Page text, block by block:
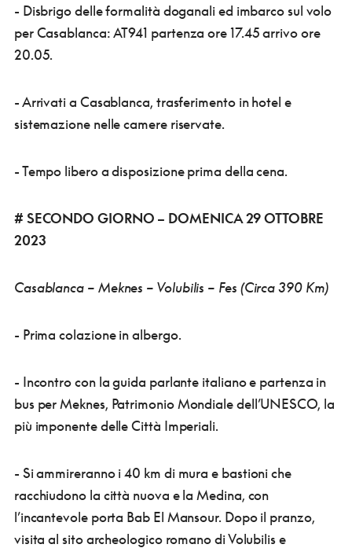
- Disbrigo delle formalità doganali ed imbarco sul volo
per Casablanca: AT941 partenza ore 17.45 arrivo ore
20.05.
- Arrivati a Casablanca, trasferimento in hotel e
sistemazione nelle camere riservate.
- Tempo libero a disposizione prima della cena.
# SECONDO GIORNO – DOMENICA 29 OTTOBRE
2023
Casablanca – Meknes – Volubilis – Fes (Circa 390 Km)
- Prima colazione in albergo.
- Incontro con la guida parlante italiano e partenza in
bus per Meknes, Patrimonio Mondiale dell’UNESCO, la
più imponente delle Città Imperiali.
- Si ammireranno i 40 km di mura e bastioni che
racchiudono la città nuova e la Medina, con
l’incantevole porta Bab El Mansour. Dopo il pranzo,
visita al sito archeologico romano di Volubilis e